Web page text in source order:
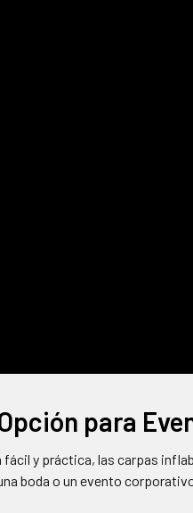
para
y práctica, las carpas
boda o un evento